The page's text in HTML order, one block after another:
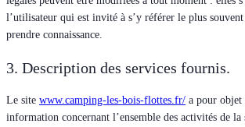
l’utilisateur qui est invité à s’y référer le plus
prendre connaissance.
3. Description des services fournis.
Le site www.camping-les-bois-flottes.fr/ a pour
information concernant l’ensemble des activités de la